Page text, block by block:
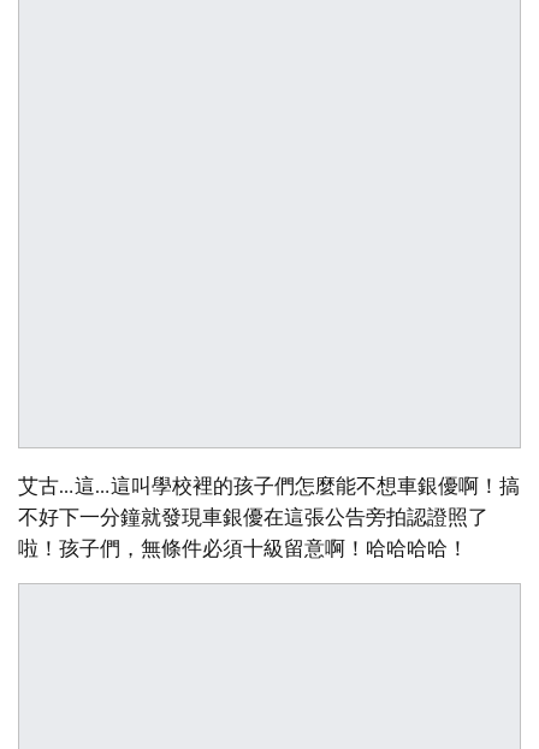
艾古…這…這叫學校裡的孩子們怎麼能不想車銀優啊！搞
不好下一分鐘就發現車銀優在這張公告旁拍認證照了
啦！孩子們，無條件必須十級留意啊！哈哈哈哈！